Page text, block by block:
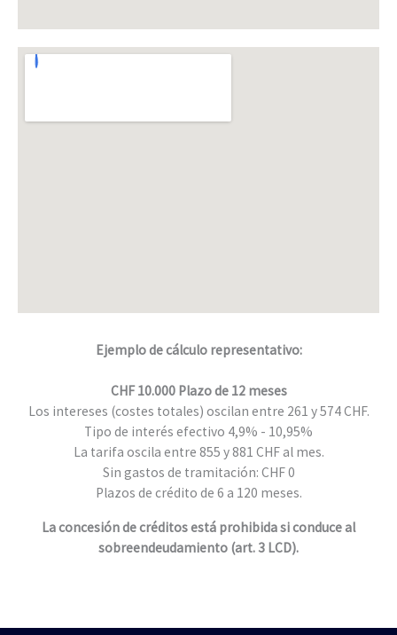
Ejemplo de cálculo representativo:
CHF 10.000 Plazo de 12 meses
Los intereses (costes totales) oscilan entre 261 y 574 CHF.
Tipo de interés efectivo 4,9% - 10,95%
La tarifa oscila entre 855 y 881 CHF al mes.
Sin gastos de tramitación: CHF 0
Plazos de crédito de 6 a 120 meses.
La concesión de créditos está prohibida si conduce al
sobreendeudamiento (art. 3 LCD).